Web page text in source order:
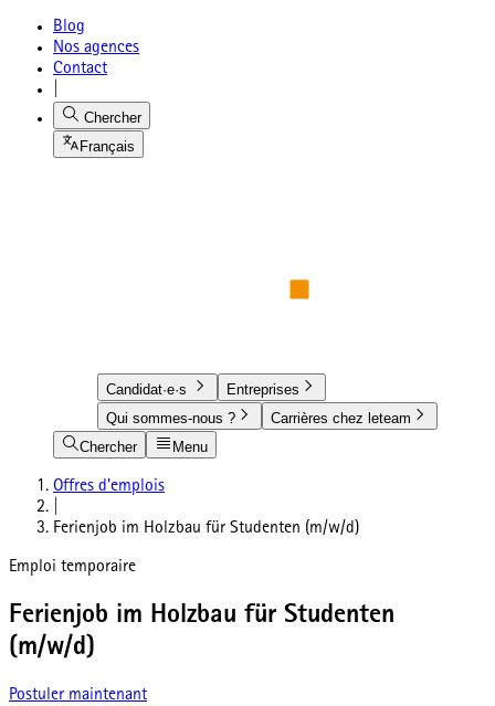
Blog
Nos agences
Contact
Chercher
Français
Candidat·e·s
Entreprises
Qui sommes-nous ?
Carrières chez leteam
Chercher
Menu
Offres d'emplois
Ferienjob im Holzbau für Studenten (m/w/d)
Emploi temporaire
Ferienjob im Holzbau für Studenten
(m/w/d)
Postuler maintenant